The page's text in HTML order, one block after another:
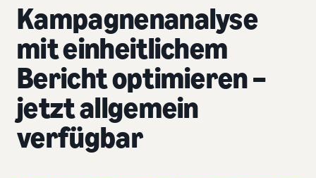
Kampagnenanalyse
mit einheitlichem
Bericht optimieren –
jetzt allgemein
verfügbar